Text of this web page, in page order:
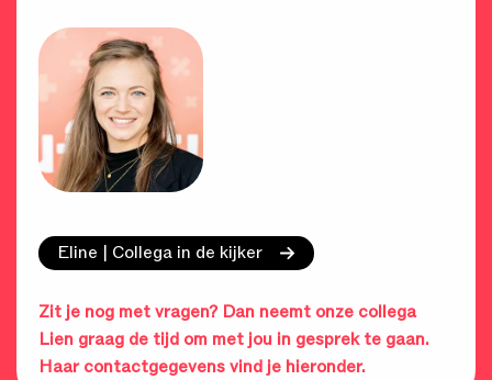
Eline | Collega in de kijker
Zit je nog met vragen? Dan neemt onze collega
Lien graag de tijd om met jou in gesprek te gaan.
Haar contactgegevens vind je hieronder.